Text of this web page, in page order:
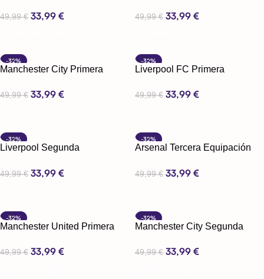
49,99€ 33,99 € 49,99€ 33,99 €
-32%
Manchester City Primera
49,99€ 33,99 €
-32%
Liverpool FC Primera
49,99€ 33,99 €
-32%
Liverpool Segunda
49,99€ 33,99 €
-32%
Arsenal Tercera Equipación
49,99€ 33,99 €
-32%
Manchester United Primera
49,99€ 33,99 €
-32%
Manchester City Segunda
49,99€ 33,99 €